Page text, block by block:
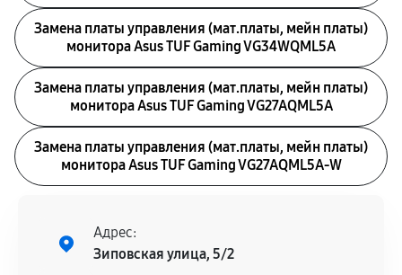
Замена платы управления (мат.платы, мейн платы)
монитора Asus TUF Gaming VG34WQML5A
Замена платы управления (мат.платы, мейн платы)
монитора Asus TUF Gaming VG27AQML5A
Замена платы управления (мат.платы, мейн платы)
монитора Asus TUF Gaming VG27AQML5A-W
Адрес:
Зиповская улица, 5/2